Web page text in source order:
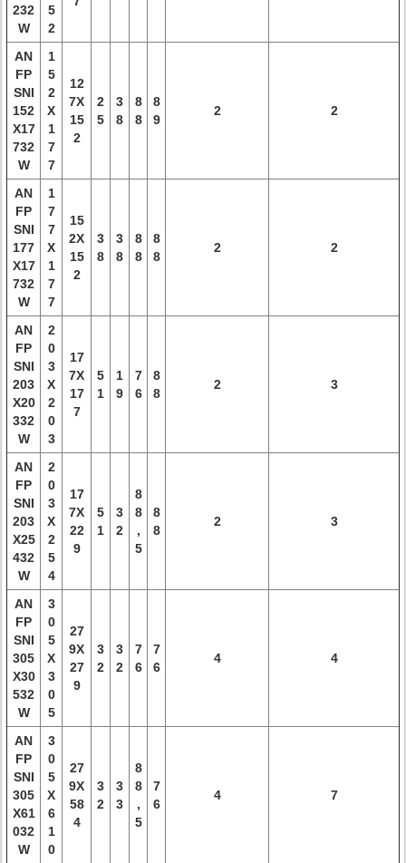
232
W
5
2
AN
FP
SNI
152
X17
732
W
1
5
2
X
1
7
7
12
7X
15
2
2
5
3
8
8
8
8
9
2 2
AN
FP
SNI
177
X17
732
W
1
7
7
X
1
7
7
15
2X
15
2
3
8
3
8
8
8
8
8
2 2
AN
FP
SNI
203
X20
332
W
2
0
3
X
2
0
3
17
7X
17
7
5
1
1
9
7
6
8
8
2 3
AN
FP
SNI
203
X25
432
W
2
0
3
X
2
5
4
17
7X
22
9
5
1
3
2
8
8
,
5
8
8
2 3
AN
FP
SNI
305
X30
532
W
3
0
5
X
3
0
5
27
9X
27
9
3
2
3
2
7
6
7
6
4 4
AN
FP
SNI
305
X61
032
W
3
0
5
X
6
1
0
27
9X
58
4
3
2
3
3
8
8
,
5
7
6
4 7